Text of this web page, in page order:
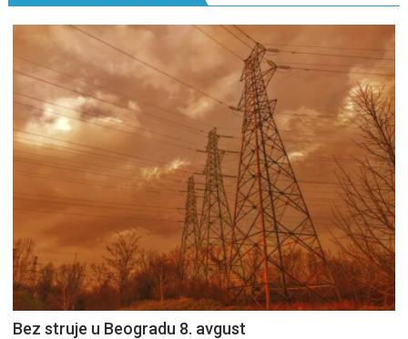
Bez struje u Beogradu 8. avgust